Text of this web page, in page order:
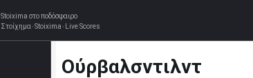
Stoixima στο ποδόσφαιρο
Στοίχημα Stoixima Live Scores
Ούρβαλσντιλντ